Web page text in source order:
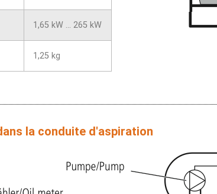
1,65 kW … 265 kW
1,25 kg
la conduite d'aspiration